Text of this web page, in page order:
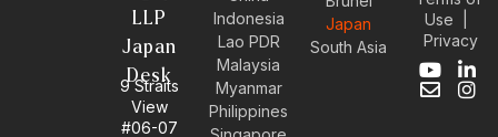
LLP
Japan
Desk
9 Straits
View
#06-07
Indonesia
Lao PDR
Malaysia
Myanmar
Philippines
Japan
South Asia
Use
Privacy
Y
o
L
i
E
n
I
n